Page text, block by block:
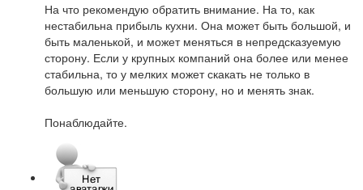
На что рекомендую обратить внимание. На то, как
нестабильна прибыль кухни. Она может быть большой, и
быть маленькой, и может меняться в непредсказуемую
сторону. Если у крупных компаний она более или менее
стабильна, то у мелких может скакать не только в
большую или меньшую сторону, но и менять знак.
Понаблюдайте.